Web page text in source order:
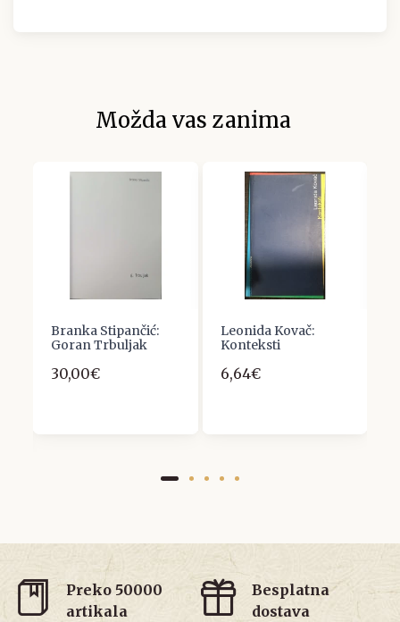
Možda vas zanima
Branka Stipančić:
Goran Trbuljak
30,00€
Leonida Kovač:
Konteksti
6,64€
Preko 50000
artikala
Besplatna
dostava